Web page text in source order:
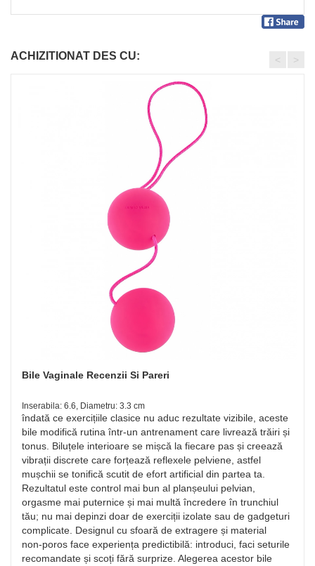
ACHIZITIONAT DES CU:
Bile Vaginale Recenzii Si Pareri
Inserabila: 6.6, Diametru: 3.3 cm
îndată ce exercițiile clasice nu aduc rezultate vizibile, aceste
bile modifică rutina într-un antrenament care livrează trăiri și
tonus. Biluțele interioare se mișcă la fiecare pas și creează
vibrații discrete care forțează reflexele pelviene, astfel
mușchii se tonifică scutit de efort artificial din partea ta.
Rezultatul este control mai bun al planșeului pelvian,
orgasme mai puternice și mai multă încredere în trunchiul
tău; nu mai depinzi doar de exerciții izolate sau de gadgeturi
complicate. Designul cu sfoară de extragere și material
non‑poros face experiența predictibilă: introduci, faci seturile
recomandate și scoți fără surprize. Alegerea acestor bile
< >